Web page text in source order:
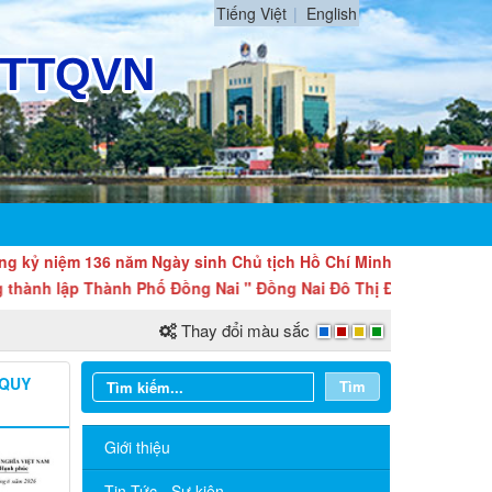
Tiếng Việt English
136 năm Ngày sinh Chủ tịch Hồ Chí Minh (19/5/1890 - 19/5/
lập Thành Phố Đồng Nai " Đồng Nai Đô Thị Động Lực Mới Của
Thay đổi màu sắc
Tìm
Giới thiệu